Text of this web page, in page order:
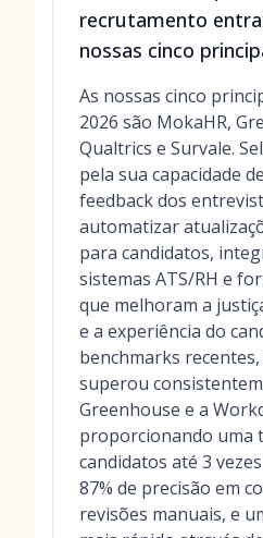
recrutamento
nossas cinco
As nossas cinco
2026 são MokaHR,
Qualtrics e Survale.
pela sua capacidade
feedback dos
automatizar
para candidatos,
sistemas ATS/RH e
que melhoram a
e a experiência do
benchmarks
superou
Greenhouse e a
proporcionando uma
candidatos até 3
87% de precisão em
revisões manuais, e